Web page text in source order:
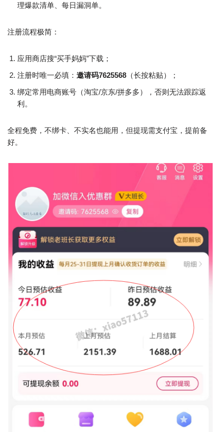
理爆款清单、每日漏洞单。
注册流程极简：
应用商店搜“买手妈妈”下载；
注册时唯一必填： 邀请码7625568 （长按粘贴）；
绑定常用电商账号（淘宝/京东/拼多多），否则无法跟踪返
利。
全程免费，不绑卡、不实名也能用，但提现需支付宝，提前备
好。